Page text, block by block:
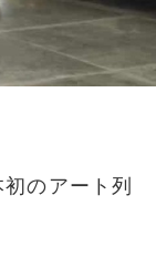
のアート列